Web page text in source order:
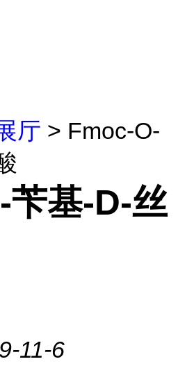
厅 > Fmoc-O-
基-D-丝
11-6